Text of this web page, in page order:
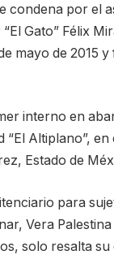
condena por el
Gato” Félix
mayo de 2015
interno en
“El Altiplano”,
Estado de
para
Vera
solo resalta su